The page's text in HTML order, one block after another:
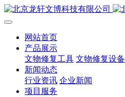
网站首页
产品展示
文物修复工具 文物修复设备
新闻动态
行业资讯 企业新闻
项目服务